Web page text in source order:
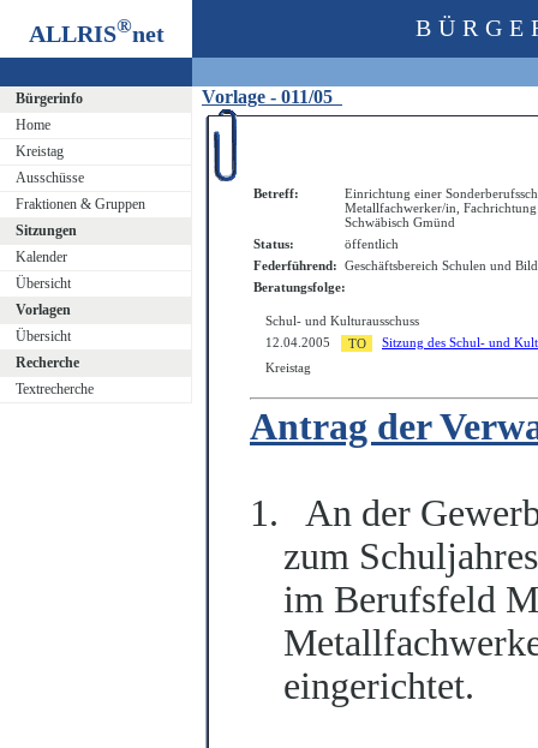
ALLRIS®net
Bürgerinfo
Home
Kreistag
Ausschüsse
Fraktionen & Gruppen
Sitzungen
Kalender
Übersicht
Vorlagen
Übersicht
Recherche
Textrecherche
Vorlage - 011/05
Betreff:
Einrichtung einer
Metallfachwerker/in,
Schwäbisch Gmünd
Status:
öffentlich
Federführend: Geschäftsbereich Schulen und
Beratungsfolge:
Schul- und Kulturausschuss
12.04.2005
Sitzung des Schul- und
Kreistag
Antrag der
1.
An der
zum
im Berufsfeld
eingerichtet.